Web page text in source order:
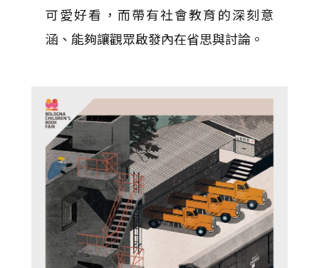
可愛好看，而帶有社會教育的深刻意
涵、能夠讓觀眾啟發內在省思與討論。